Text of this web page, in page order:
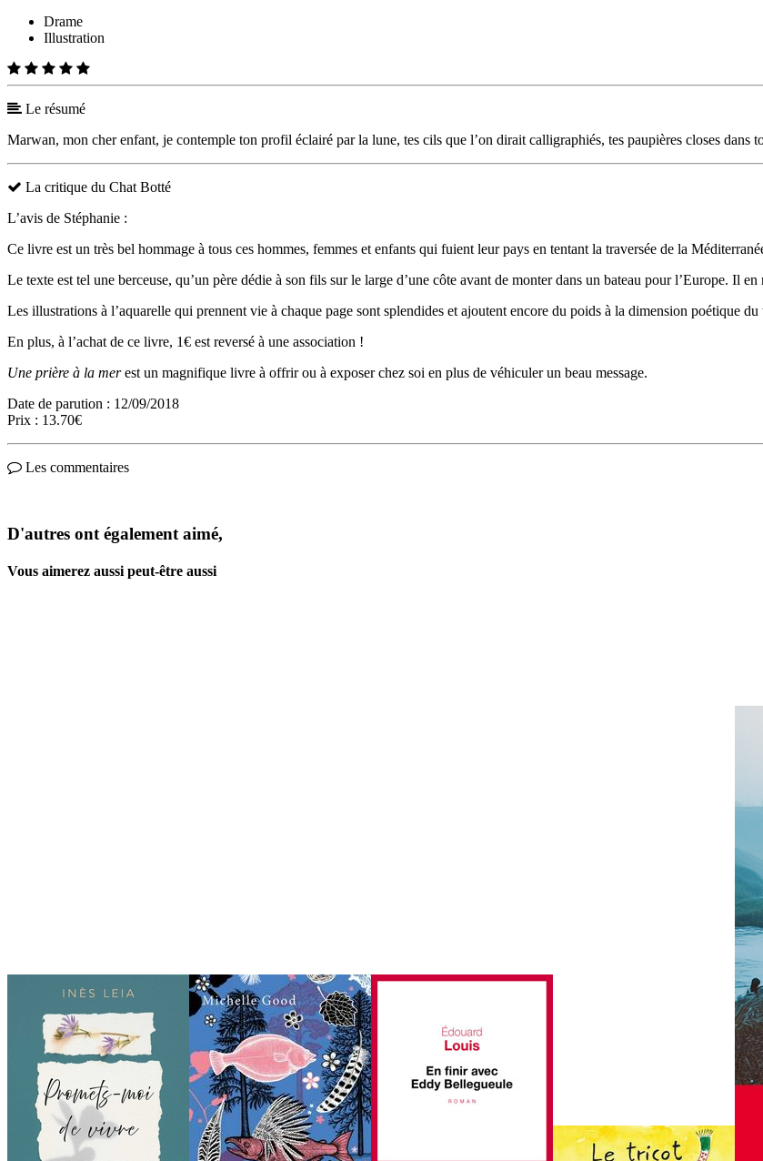
Drame
Illustration
Le résumé
Marwan, mon cher enfant, je contemple ton profil éclairé par la lune, tes cils que l’on dirait calligraphiés, tes paupières closes
La critique du Chat Botté
L’avis de Stéphanie :
Ce livre est un très bel hommage à tous ces hommes, femmes et enfants qui fuient leur pays en tentant la traversée de la
Le texte est tel une berceuse, qu’un père dédie à son fils sur le large d’une côte avant de monter dans un bateau pour l’Europe. Il
Les illustrations à l’aquarelle qui prennent vie à chaque page sont splendides et ajoutent encore du poids à la dimension poétique
En plus, à l’achat de ce livre, 1€ est reversé à une association !
Une prière à la merest un magnifique livre à offrir ou à exposer chez soi en plus de véhiculer un beau message.
Date de parution : 12/09/2018
Prix : 13.70€
Les commentaires
D'autres ont également aimé,
Vous aimerez aussi peut-être aussi